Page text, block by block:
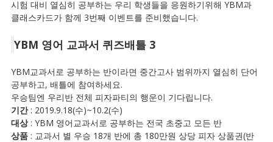
시험 대비 열심히 공부하는 우리 학생들을 응원하기위해 YBM과
클래스카드가 함께 3번째 이벤트를 준비했습니다.
YBM 영어 교과서 퀴즈배틀 3
YBM교과서로 공부하는 반이라면 중간고사 범위까지 열심히 단어
공부하고, 배틀에 참여하세요.
우승팀엔 우리반 전체 피자파티의 행운이 기다립니다.
기간: 2019.9.18(수)~10.2(수)
대상: YBM 영어교과서로 공부하는 전국 초중고 모든 반
상품 : 교과서 별 우승 18개 반에 총 180만원 상당 피자 상품권(반